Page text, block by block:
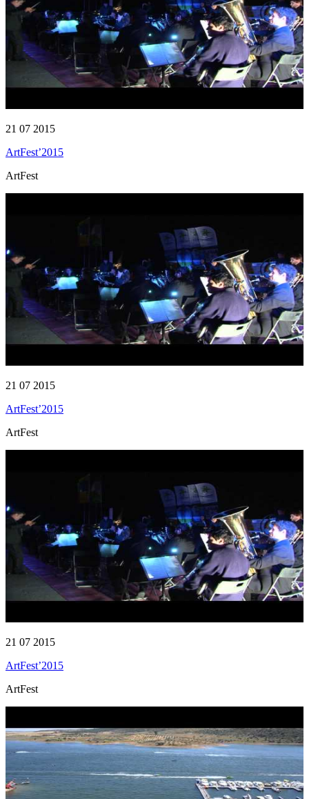
21 07 2015
ArtFest’2015
ArtFest
21 07 2015
ArtFest’2015
ArtFest
21 07 2015
ArtFest’2015
ArtFest